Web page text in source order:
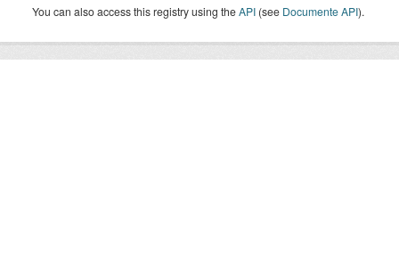
You can also access this registry using theAPI (see Documente API).